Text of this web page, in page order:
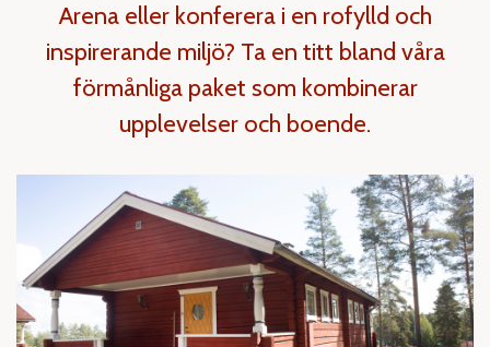
Arena eller konferera i en rofylld och
inspirerande miljö? Ta en titt bland våra
förmånliga paket som kombinerar
upplevelser och boende.